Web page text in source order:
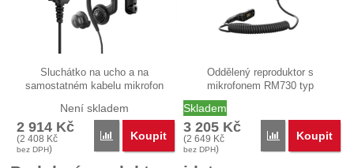
Sluchátko na ucho a na
samostatném kabelu mikrofon
Není skladem
2 914 Kč
(2 408 Kč
bez DPH)
Porovnat
Koupit
Oddělený reproduktor s
mikrofonem RM730 typ
PMMN4131 v menším…
Skladem
3 205 Kč
(2 649 Kč
bez DPH)
Porovnat
Koupit